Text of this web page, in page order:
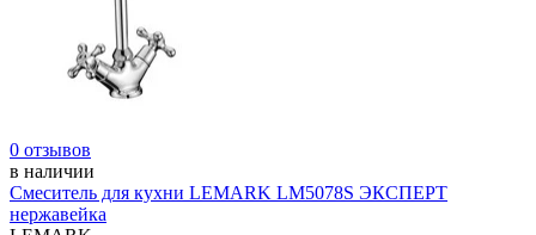
0 отзывов
в наличии
Смеситель для кухни LEMARK LM5078S ЭКСПЕРТ
нержавейка